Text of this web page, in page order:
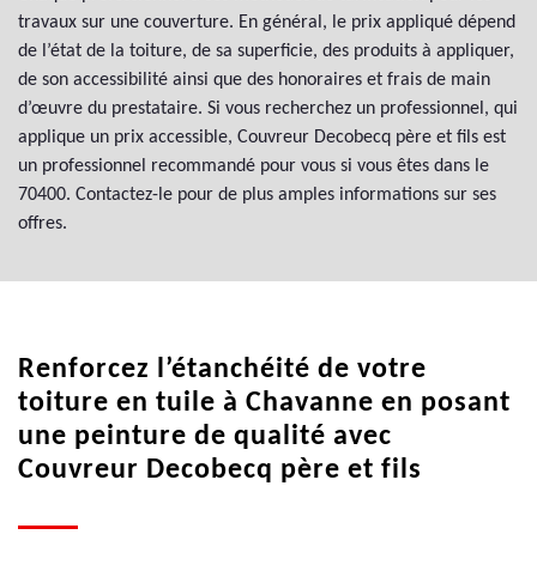
travaux sur une couverture. En général, le prix appliqué dépend
de l’état de la toiture, de sa superficie, des produits à appliquer,
de son accessibilité ainsi que des honoraires et frais de main
d’œuvre du prestataire. Si vous recherchez un professionnel, qui
applique un prix accessible, Couvreur Decobecq père et fils est
un professionnel recommandé pour vous si vous êtes dans le
70400. Contactez-le pour de plus amples informations sur ses
offres.
Renforcez l’étanchéité de votre
toiture en tuile à Chavanne en posant
une peinture de qualité avec
Couvreur Decobecq père et fils